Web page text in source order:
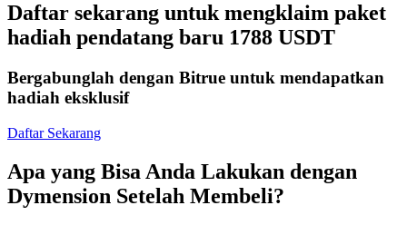
Daftar sekarang untuk mengklaim paket
hadiah pendatang baru 1788 USDT
Bergabunglah dengan Bitrue untuk mendapatkan
hadiah eksklusif
Daftar Sekarang
Apa yang Bisa Anda Lakukan dengan
Dymension Setelah Membeli?